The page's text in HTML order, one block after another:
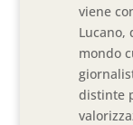
viene
Lucano,
mondo
distinte